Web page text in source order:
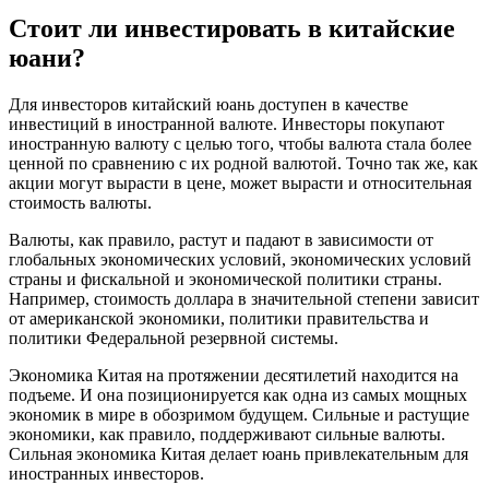
Стоит ли инвестировать в китайские
юани?
Для инвесторов китайский юань доступен в качестве
инвестиций в иностранной валюте. Инвесторы покупают
иностранную валюту с целью того, чтобы валюта стала более
ценной по сравнению с их родной валютой. Точно так же, как
акции могут вырасти в цене, может вырасти и относительная
стоимость валюты.
Валюты, как правило, растут и падают в зависимости от
глобальных экономических условий, экономических условий
страны и фискальной и экономической политики страны.
Например, стоимость доллара в значительной степени зависит
от американской экономики, политики правительства и
политики Федеральной резервной системы.
Экономика Китая на протяжении десятилетий находится на
подъеме. И она позиционируется как одна из самых мощных
экономик в мире в обозримом будущем. Сильные и растущие
экономики, как правило, поддерживают сильные валюты.
Сильная экономика Китая делает юань привлекательным для
иностранных инвесторов.